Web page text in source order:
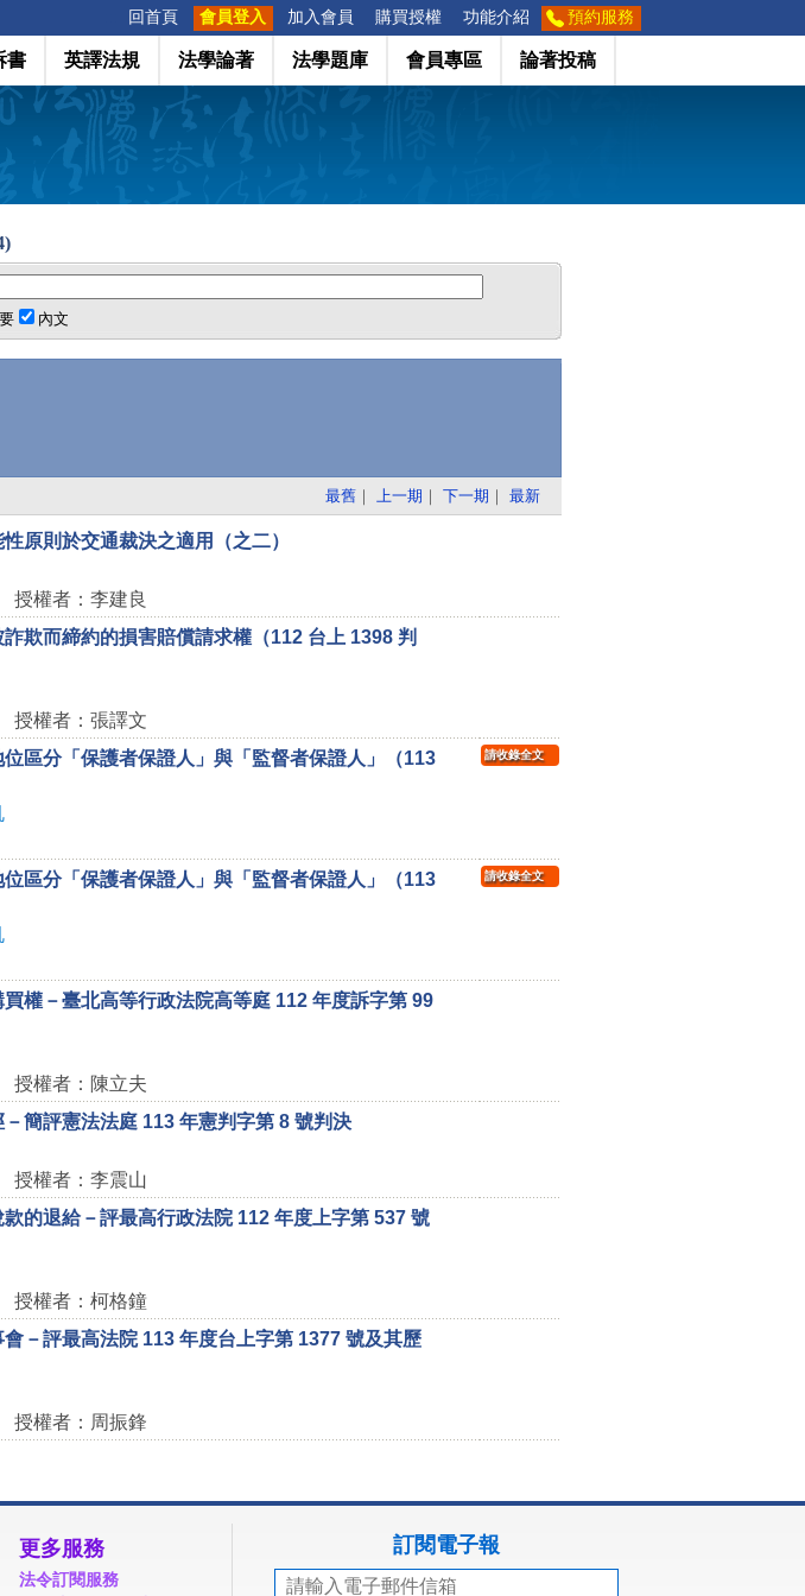
回首頁 會員登入 加入會員 購買授權 功能介紹 預約服務
書 英譯法規 法學論著 法學題庫 會員專區 論著投稿
內文
最舊 ｜ 上一期 ｜ 下一期 ｜ 最新
原則於交通裁決之適用（之二）
授權者：李建良
欺而締約的損害賠償請求權（112 台上 1398 判
授權者：張譯文
區分「保護者保證人」與「監督者保證人」（113
請收錄全文
區分「保護者保證人」與「監督者保證人」（113
請收錄全文
權－臺北高等行政法院高等庭 112 年度訴字第 99
授權者：陳立夫
簡評憲法法庭 113 年憲判字第 8 號判決
授權者：李震山
的退給－評最高行政法院 112 年度上字第 537 號
授權者：柯格鐘
－評最高法院 113 年度台上字第 1377 號及其歷
授權者：周振鋒
更多服務
法令訂閱服務
訂閱電子報